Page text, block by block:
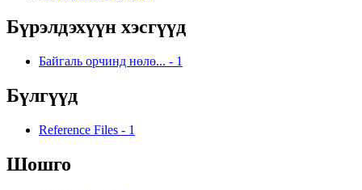
Бүрэлдэхүүн хэсгүүд
Байгаль орчинд нөлө... - 1
Бүлгүүд
Reference Files - 1
Шошго